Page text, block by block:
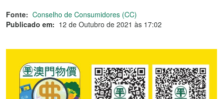
Fonte: Conselho de Consumidores (CC)
Publicado em: 12 de Outubro de 2021 às 17:02